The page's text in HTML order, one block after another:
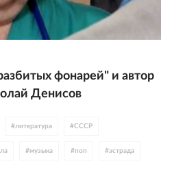
фонарей" и автор
Денисов
# литература #СССР
#музыка #поп #эстрада